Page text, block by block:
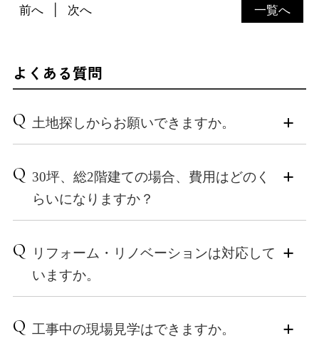
一覧へ
前へ 次へ
よくある質問
Q 土地探しからお願いできますか。
A
実際には、お客様ご自身でもお探しいただきつつ、ご
希望のエリアやご予算、理想の住まいへのこだわりを
お伺いした上で、小泉木材からも条件に合う土地情報
す。
実は、土地選びはデザインや間取りを決めるのと同じ
くらい、専門的な知識が必要なプロセスです。土地の
は法律上の制限によって、その場所に建てられる家の
Q 30坪、総2階建ての場合、費用はどのく
らいになりますか？
A
って総額は変動いたしますが、建物本体価格の目安は
おおよそ坪単価150万円（税込）からとなります。※外
構工事、付帯工事と、諸経費を除く
が前後する場合もございます。詳細な資金計画につい
Q
リフォーム・リノベーションは対応して
いますか。
A
行う部門があり、経験豊富なスタッフが細やかに対応
Q 工事中の現場見学はできますか。